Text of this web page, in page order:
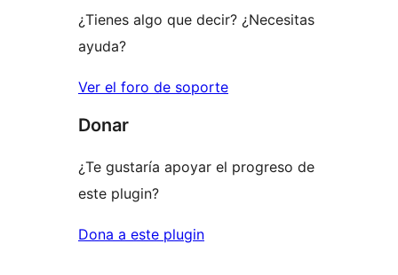
¿Tienes algo que decir? ¿Necesitas
ayuda?
Ver el foro de soporte
Donar
¿Te gustaría apoyar el progreso de
este plugin?
Dona a este plugin